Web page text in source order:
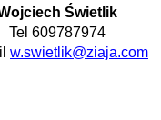
Świetlik
Tel 609787974
w.swietlik@ziaja.com